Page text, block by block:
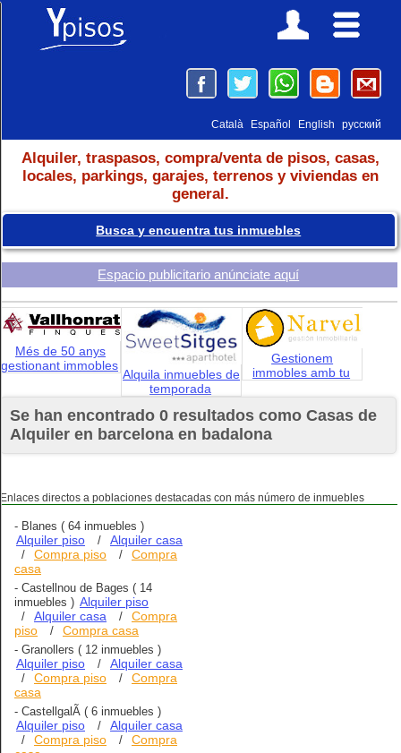
русский
English
Español
Català
Alquiler, traspasos, compra/venta de pisos, casas,
locales, parkings, garajes, terrenos y viviendas en
general.
Busca y encuentra tus inmuebles
Espacio publicitario anúnciate aquí
Més de 50 anys
gestionant immobles
Alquila inmuebles de
temporada
Gestionem
immobles amb tu
Se han encontrado 0 resultados como Casas de
Alquiler en barcelona en badalona
Enlaces directos a poblaciones destacadas con más número de inmuebles
- Blanes ( 64 inmuebles )
Alquiler piso / Alquiler casa
/ Compra piso /
Compra
casa
- Castellnou de Bages ( 14
inmuebles ) Alquiler piso
/ Alquiler casa /
Compra
piso
/ Compra casa
- Granollers ( 12 inmuebles )
Alquiler piso / Alquiler casa
/ Compra piso /
Compra
casa
- CastellgalÃ­ ( 6 inmuebles )
Alquiler piso / Alquiler casa
/ Compra piso /
Compra